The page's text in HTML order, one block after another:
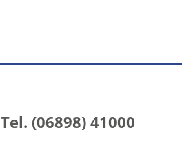
Tel. (06898) 41000